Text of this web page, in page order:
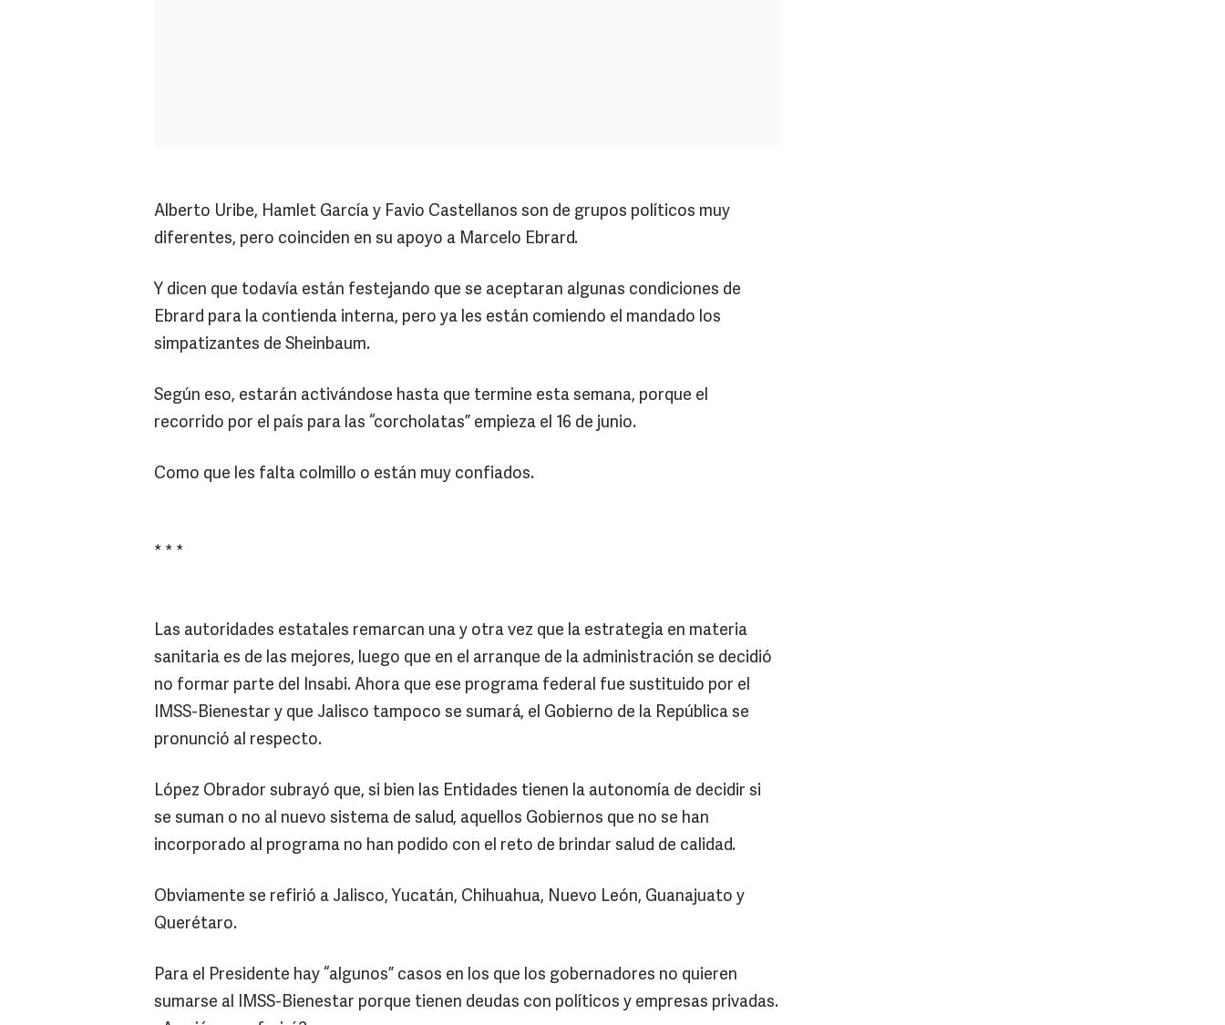
Alberto Uribe, Hamlet García y Favio Castellanos son de grupos políticos muy
diferentes, pero coinciden en su apoyo a Marcelo Ebrard.
Y dicen que todavía están festejando que se aceptaran algunas condiciones de
Ebrard para la contienda interna, pero ya les están comiendo el mandado los
simpatizantes de Sheinbaum.
Según eso, estarán activándose hasta que termine esta semana, porque el
recorrido por el país para las “corcholatas” empieza el 16 de junio.
Como que les falta colmillo o están muy confiados.
* * *
Las autoridades estatales remarcan una y otra vez que la estrategia en materia
sanitaria es de las mejores, luego que en el arranque de la administración se decidió
no formar parte del Insabi. Ahora que ese programa federal fue sustituido por el
IMSS-Bienestar y que Jalisco tampoco se sumará, el Gobierno de la República se
pronunció al respecto.
López Obrador subrayó que, si bien las Entidades tienen la autonomía de decidir si
se suman o no al nuevo sistema de salud, aquellos Gobiernos que no se han
incorporado al programa no han podido con el reto de brindar salud de calidad.
Obviamente se refirió a Jalisco, Yucatán, Chihuahua, Nuevo León, Guanajuato y
Querétaro.
Para el Presidente hay “algunos” casos en los que los gobernadores no quieren
sumarse al IMSS-Bienestar porque tienen deudas con políticos y empresas privadas.